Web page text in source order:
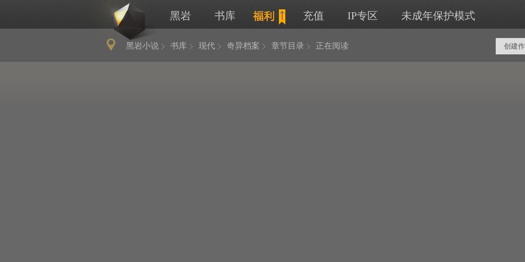
黑岩 书库 充值 IP专区 未成年保护模式
黑岩小说 书库 现代 奇异档案 章节目录 正在阅读 创建